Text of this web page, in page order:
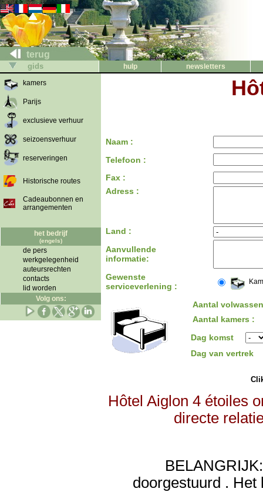
terug
gids hulp
newsletters
kamers
Parijs
exclusieve verhuur
seizoensverhuur
reserveringen
Historische routes
Cadeaubonnen en
arrangementen
het bedrijf
(engels)
de pers
werkgelegenheid
auteursrechten
contacts
lid worden
Volg ons:
Naam :
Telefoon :
Fax :
Adress :
Land :
Aanvullende
informatie:
Gewenste
serviceverlening :
Aantal
Aantal kamers :
Dag komst
Dag van vertrek
Hôtel Aiglon 4 étoiles
directe
doorgestuurd . Het